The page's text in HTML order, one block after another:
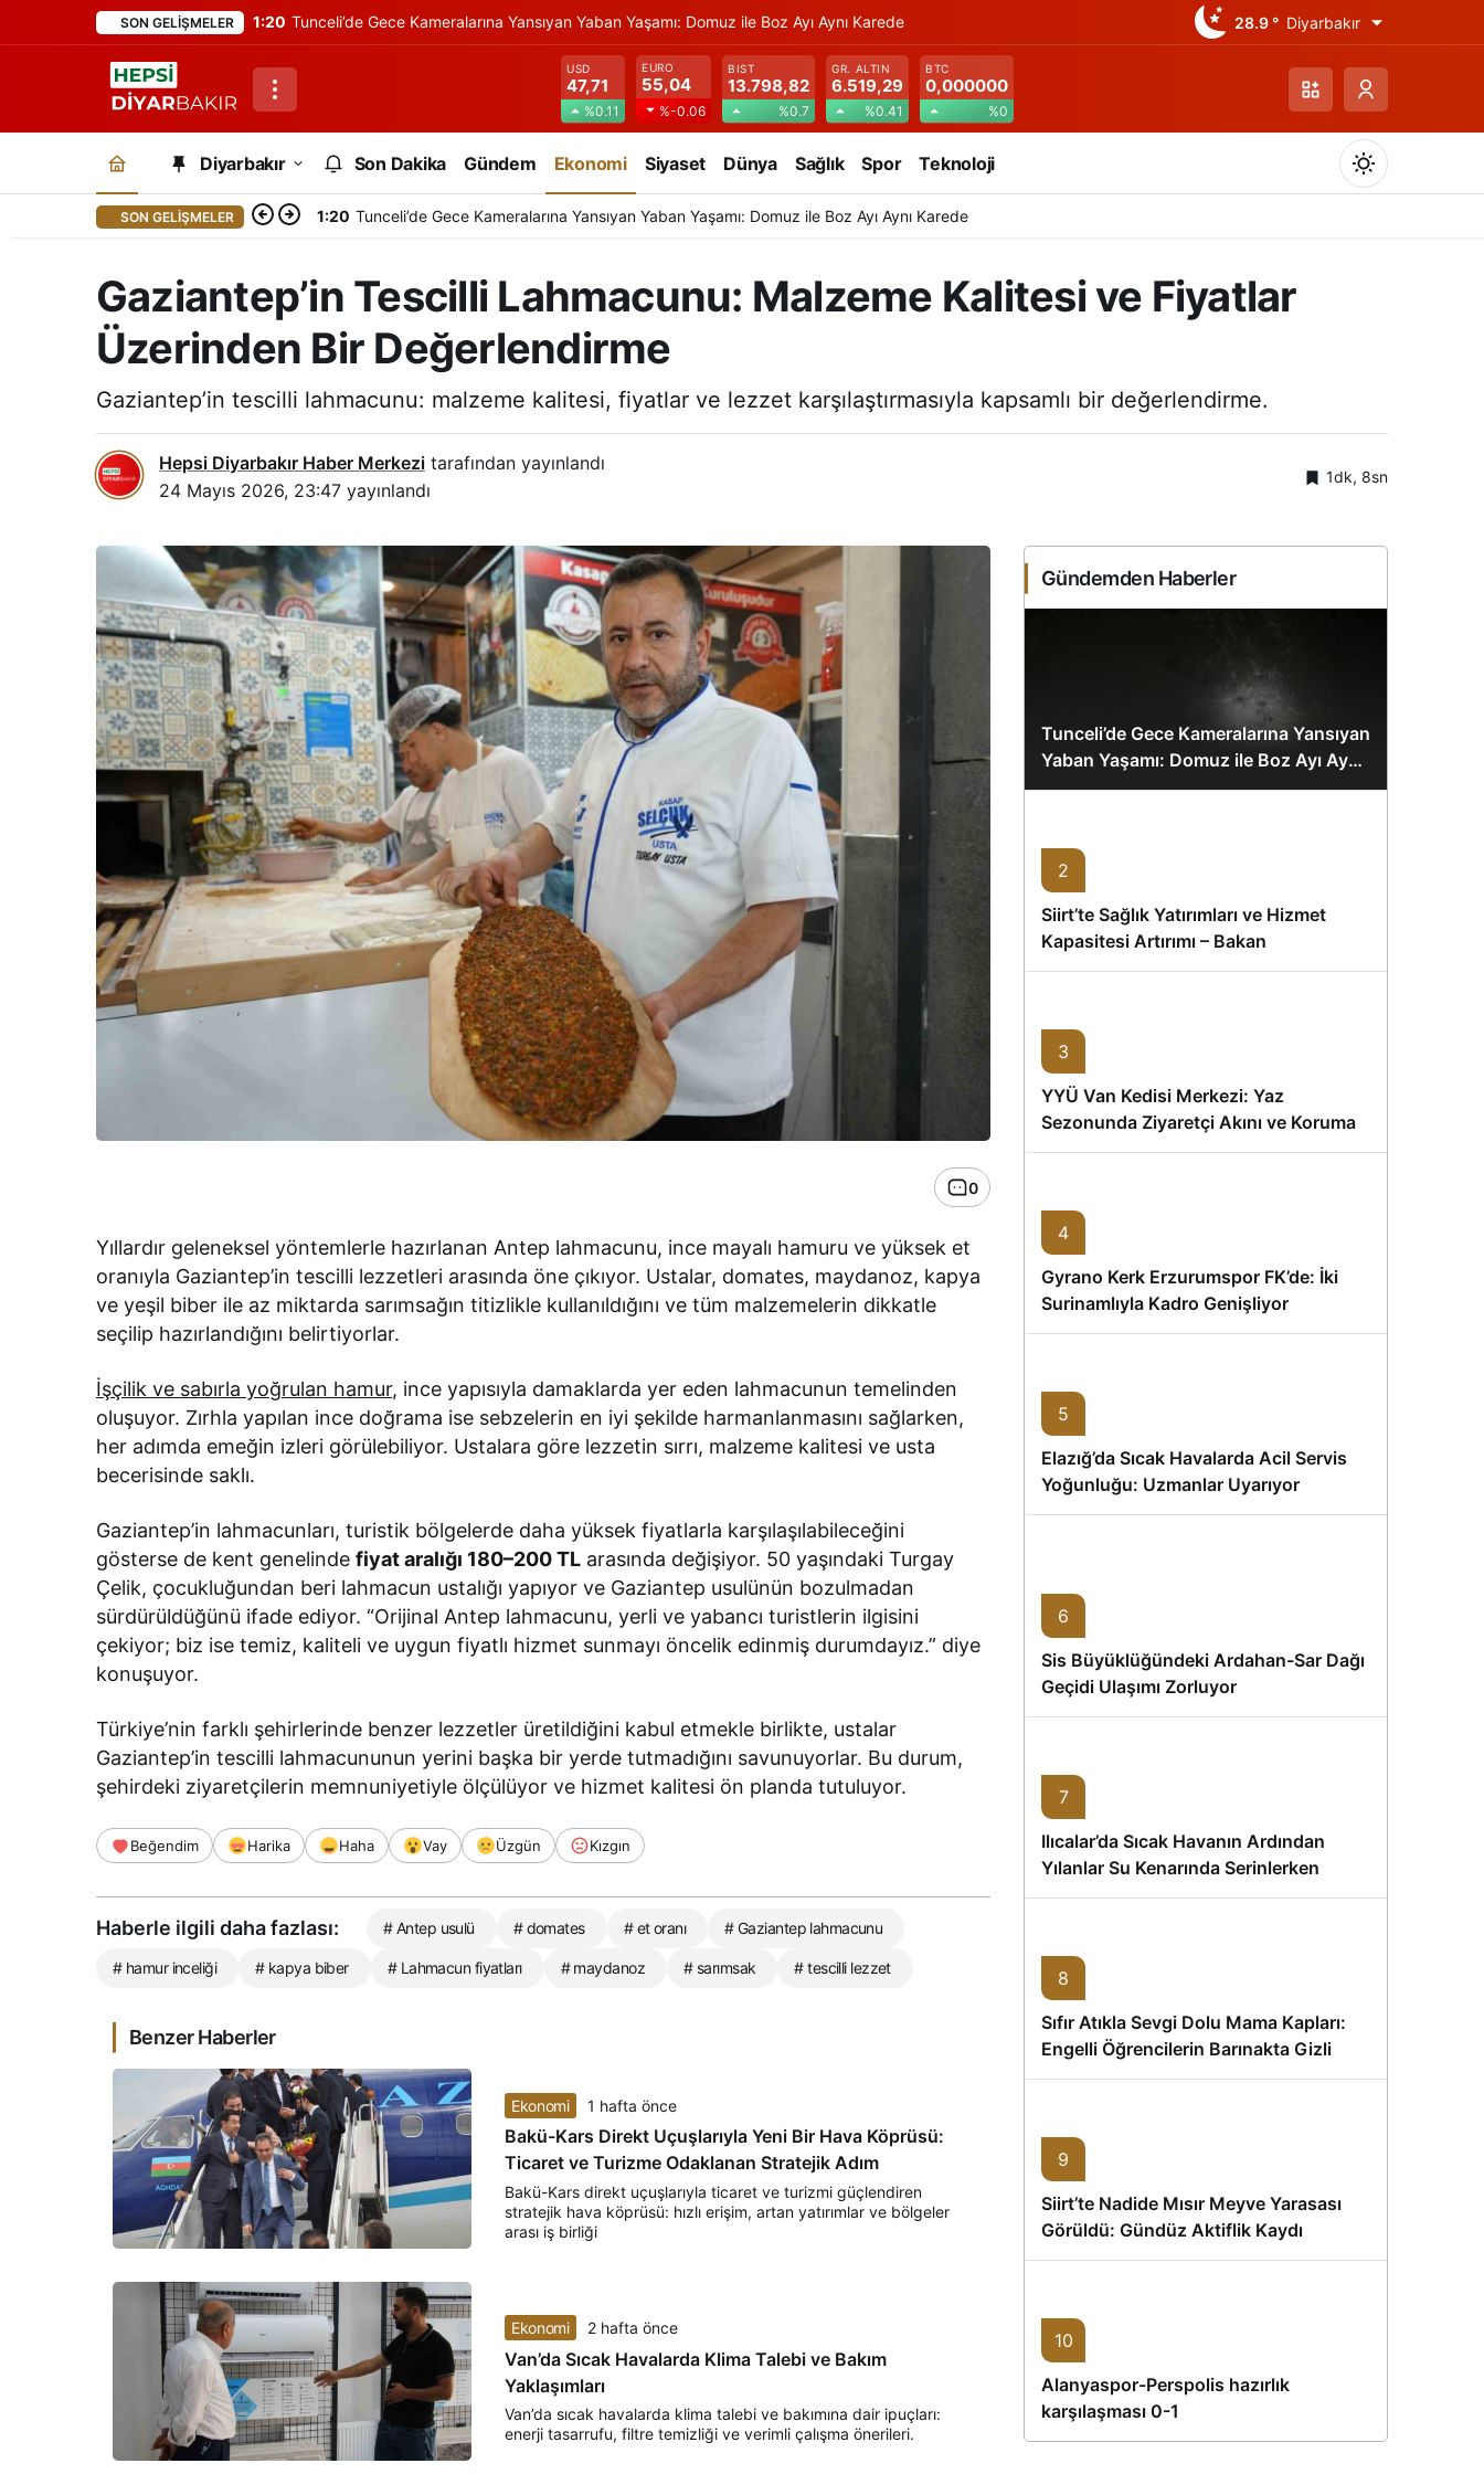
SON GELIŞMELER 1:20 Tunceli’de Gece Kameralarına Yansıyan Yaban Yaşamı: Domuz ile Boz Ayı Aynı Karede 28.9 ° Diyarbakır
USD
47,71
%0.11
EURO
55,04
%-0.06
BIST
13.798,82
%0.7
GR. ALTIN
6.519,29
%0.41
BTC
0,000000
%0
Diyarbakır Son Dakika Gündem Ekonomi Siyaset Dünya Sağlık Spor Teknoloji
SON GELIŞMELER 1:20 Tunceli’de Gece Kameralarına Yansıyan Yaban Yaşamı: Domuz ile Boz Ayı Aynı Karede
Gaziantep’in Tescilli Lahmacunu: Malzeme Kalitesi ve Fiyatlar
Üzerinden Bir Değerlendirme
Gaziantep’in tescilli lahmacunu: malzeme kalitesi, fiyatlar ve lezzet karşılaştırmasıyla kapsamlı bir değerlendirme.
Hepsi Diyarbakır Haber Merkezi tarafından yayınlandı
24 Mayıs 2026, 23:47 yayınlandı
1dk, 8sn
0
Yıllardır geleneksel yöntemlerle hazırlanan Antep lahmacunu, ince mayalı hamuru ve yüksek et
oranıyla Gaziantep’in tescilli lezzetleri arasında öne çıkıyor. Ustalar, domates, maydanoz, kapya
ve yeşil biber ile az miktarda sarımsağın titizlikle kullanıldığını ve tüm malzemelerin dikkatle
seçilip hazırlandığını belirtiyorlar.
İşçilik ve sabırla yoğrulan hamur, ince yapısıyla damaklarda yer eden lahmacunun temelinden
oluşuyor. Zırhla yapılan ince doğrama ise sebzelerin en iyi şekilde harmanlanmasını sağlarken,
her adımda emeğin izleri görülebiliyor. Ustalara göre lezzetin sırrı, malzeme kalitesi ve usta
becerisinde saklı.
Gaziantep’in lahmacunları, turistik bölgelerde daha yüksek fiyatlarla karşılaşılabileceğini
gösterse de kent genelindefiyat aralığı 180–200 TL arasında değişiyor. 50 yaşındaki Turgay
Çelik, çocukluğundan beri lahmacun ustalığı yapıyor ve Gaziantep usulünün bozulmadan
sürdürüldüğünü ifade ediyor. “Orijinal Antep lahmacunu, yerli ve yabancı turistlerin ilgisini
çekiyor; biz ise temiz, kaliteli ve uygun fiyatlı hizmet sunmayı öncelik edinmiş durumdayız.” diye
konuşuyor.
Türkiye’nin farklı şehirlerinde benzer lezzetler üretildiğini kabul etmekle birlikte, ustalar
Gaziantep’in tescilli lahmacununun yerini başka bir yerde tutmadığını savunuyorlar. Bu durum,
şehirdeki ziyaretçilerin memnuniyetiyle ölçülüyor ve hizmet kalitesi ön planda tutuluyor.
Beğendim Harika Haha Vay Üzgün Kızgın
Haberle ilgili daha fazlası: # Antep usulü # domates # et oranı # Gaziantep lahmacunu
# hamur inceliği # kapya biber # Lahmacun fiyatları # maydanoz # sarımsak # tescilli lezzet
Benzer Haberler
Ekonomi 1 hafta önce
Bakü-Kars Direkt Uçuşlarıyla Yeni Bir Hava Köprüsü:
Ticaret ve Turizme Odaklanan Stratejik Adım
Bakü-Kars direkt uçuşlarıyla ticaret ve turizmi güçlendiren
stratejik hava köprüsü: hızlı erişim, artan yatırımlar ve bölgeler
arası iş birliği
Ekonomi 2 hafta önce
Van’da Sıcak Havalarda Klima Talebi ve Bakım
Yaklaşımları
Van’da sıcak havalarda klima talebi ve bakımına dair ipuçları:
enerji tasarrufu, filtre temizliği ve verimli çalışma önerileri.
Gündemden Haberler
Tunceli’de Gece Kameralarına Yansıyan
Yaban Yaşamı: Domuz ile Boz Ayı Aynı
Karede
2
Siirt’te Sağlık Yatırımları ve Hizmet
Kapasitesi Artırımı – Bakan
Memişoğlu’nun Ziyareti
3
YYÜ Van Kedisi Merkezi: Yaz
Sezonunda Ziyaretçi Akını ve Koruma
Vurgusu
4
Gyrano Kerk Erzurumspor FK’de: İki
Surinamlıyla Kadro Genişliyor
5
Elazığ’da Sıcak Havalarda Acil Servis
Yoğunluğu: Uzmanlar Uyarıyor
6
Sis Büyüklüğündeki Ardahan-Sar Dağı
Geçidi Ulaşımı Zorluyor
7
Ilıcalar’da Sıcak Havanın Ardından
Yılanlar Su Kenarında Serinlerken
Görüntülendi
8
Sıfır Atıkla Sevgi Dolu Mama Kapları:
Engelli Öğrencilerin Barınakta Gizli
Dostları İçin Gönüllü Proje
9
Siirt’te Nadide Mısır Meyve Yarasası
Görüldü: Gündüz Aktiflik Kaydı
10
Alanyaspor-Perspolis hazırlık
karşılaşması 0-1